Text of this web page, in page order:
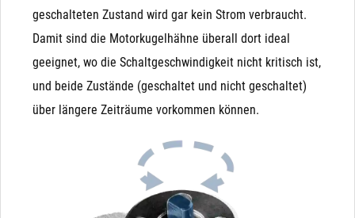
Lange Einschaltdauern: Der Kopf des Magnetventils
benötigt während der kompletten Betätigung Strom. Da
die Leistung zum Öffnen aber nur kurz benötigt wird,
wird diese anschließend in Form von Wärme frei. Das
Resultat: Der Kopf wird sehr warm (bis zu 70°C) und
Ventil benötigen, dass nur selten schaltet und dann
lange in der Stellung bleibt, sollten Sie den Kugelhahn
geschalteten Zustand wird gar kein Strom verbraucht.
Damit sind die Motorkugelhähne überall dort ideal
geeignet, wo die Schaltgeschwindigkeit nicht kritisch ist,
und beide Zustände (geschaltet und nicht geschaltet)
über längere Zeiträume vorkommen können.